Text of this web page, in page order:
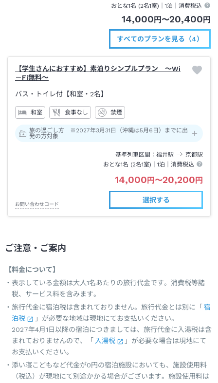
おとな1名 (2名1室)｜1泊 ｜消費税込
14,000 円 〜20,400 円
すべてのプランを見る（4）
【学生さんにおすすめ】素泊りシンプルプラン ～Wi
－Fi無料～
バス・トイレ付【和室・2名】
和室 食事なし 禁煙
旅の過ごし方 ※2027年3月31日（沖縄は5月6日）までに出
発の方対象
基準列車区間 福井駅 京都駅
おとな1名 (2名1室)｜1泊 ｜消費税込
14,000 円 〜20,200 円
お問い合わせコード
選択する
ご注意・ご案内
【料金について】
表示している金額は大人1名あたりの旅行代金です。消費税等諸
税、サービス料を含みます。
旅行代金に宿泊税は含まれておりません。旅行代金とは別に「 宿
泊税
」が必要な地域は現地にてお支払いください。
2027年4月1日以降の宿泊につきましては、旅行代金に入湯税は含
まれておりませんので、「 入湯税
」が必要な場合は現地にて
お支払いください。
添い寝こどもなど代金が0円の宿泊施設においても、施設使用料
（税込）が現地にて別途かかる場合がございます。施設使用料は